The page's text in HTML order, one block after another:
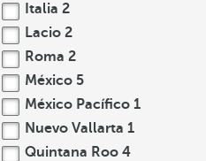
Italia 2
Lacio 2
Roma 2
México 5
México Pacífico 1
Nuevo Vallarta 1
Quintana Roo 4